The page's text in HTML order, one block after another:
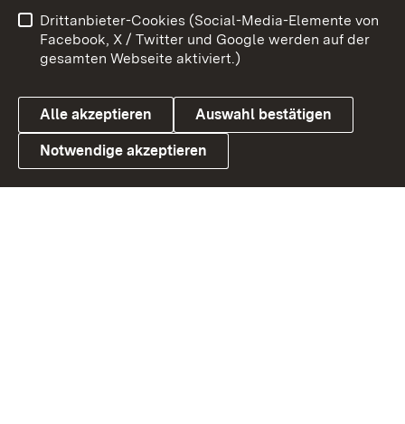
Link zum Landesportal
Benutzungshinweise
Barrierefreiheit
Datenschutz
Cookies
Drittanbieter-Cookies (Social-Media-Elemente von
Facebook, X / Twitter und Google werden auf der
gesamten Webseite aktiviert.)
Alle akzeptieren Auswahl bestätigen
Notwendige akzeptieren